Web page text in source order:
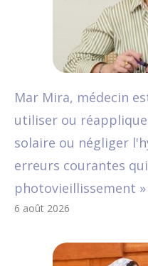
Mar Mira, médecin
utiliser ou
solaire ou négliger
erreurs courantes
photovieillissement »
6 août 2026